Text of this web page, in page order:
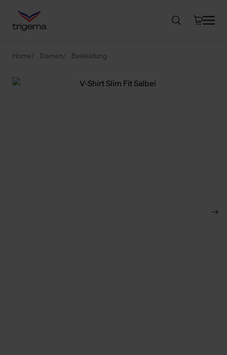
Home Damen Bekleidung